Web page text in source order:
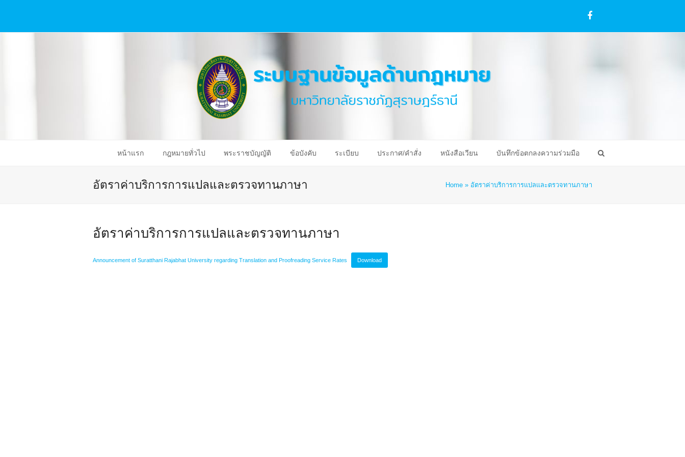
Facebook
หน้าแรก กฎหมายทั่วไป พระราชบัญญัติ ข้อบังคับ ระเบียบ ประกาศ/คำสั่ง หนังสือเวียน บันทึกข้อตกลงความร่วมมือ
อัตราค่าบริการการแปลและตรวจทานภาษา Home » อัตราค่าบริการการแปลและตรวจทานภาษา
อัตราค่าบริการการแปลและตรวจทานภาษา
Announcement of Suratthani Rajabhat University regarding Translation and Proofreading Service Rates Download